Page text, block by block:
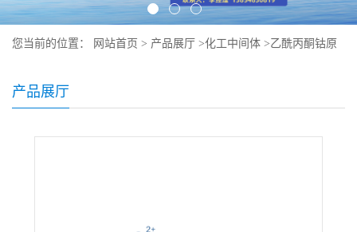
您当前的位置： 网站首页 > 产品展厅 >化工中间体 >乙酰丙酮钴原
产品展厅